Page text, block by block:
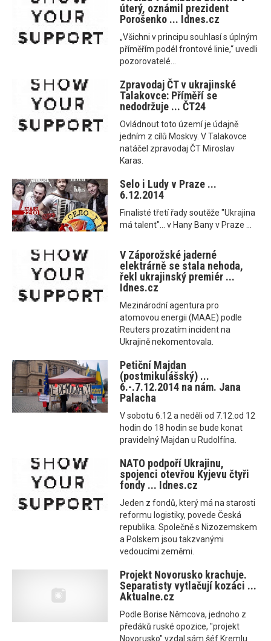
úterý, oznámil prezident
Porošenko ... Idnes.cz
„Všichni v principu souhlasí s úplným
příměřím podél frontové linie,“ uvedli
pozorovatelé...
Zpravodaj ČT v ukrajinské
Talakovce: Příměří se
nedodržuje ... ČT24
Ovládnout toto území je údajně
jedním z cílů Moskvy. V Talakovce
natáčel zpravodaj ČT Miroslav
Karas.
Selo i Ludy v Praze ...
6.12.2014
Finalisté třetí řady soutěže "Ukrajina
má talent"... v Hany Bany v Praze ...
V Záporožské jaderné
elektrárně se stala nehoda,
řekl ukrajinský premiér ...
Idnes.cz
Mezinárodní agentura pro
atomovou energii (MAAE) podle
Reuters prozatím incident na
Ukrajině nekomentovala.
Petiční Majdan
(postmikulášský) ...
6.-.7.12.2014 na nám. Jana
Palacha
V sobotu 6.12 a neděli od 7.12.od 12
hodin do 18 hodin se bude konat
pravidelný Majdan u Rudolfína.
NATO podpoří Ukrajinu,
spojenci otevřou Kyjevu čtyři
fondy ... Idnes.cz
Jeden z fondů, který má na starosti
reformu logistiky, povede Česká
republika. Společně s Nizozemskem
a Polskem jsou takzvanými
vedoucími zeměmi.
Projekt Novorusko krachuje.
Separatisty vytlačují kozáci ...
Aktualne.cz
Podle Borise Němcova, jednoho z
předáků ruské opozice, "projekt
Novorusko" vzdal sám šéf Kremlu